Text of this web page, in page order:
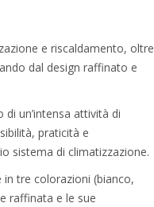
e riscaldamento, oltre
dal design raffinato e
un’intensa attività di
praticità e
sistema di climatizzazione.
in tre colorazioni (bianco,
raffinata e le sue